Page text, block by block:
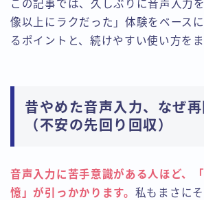
この記事では、久しぶりに音声入力
像以上にラクだった」体験をベース
るポイントと、続けやすい使い方をま
昔やめた音声入力、なぜ再
（不安の先回り回収）
音声入力に苦手意識がある人ほど、
憶」が引っかかります。 私もまさに